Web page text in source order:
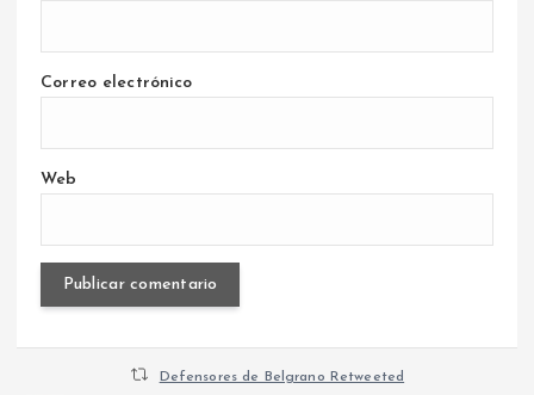
Correo electrónico
Web
Defensores de Belgrano Retweeted